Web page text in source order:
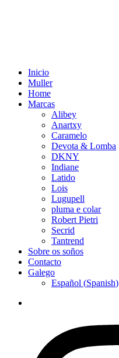
Inicio
Muller
Home
Marcas
Alibey
Anartxy
Caramelo
Devota & Lomba
DKNY
Indiane
Latido
Lois
Lugupell
pluma e colar
Robert Pietri
Secrid
Tantrend
Sobre os soños
Contacto
Galego
Español (Spanish)